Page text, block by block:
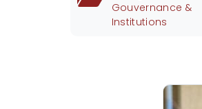
Gouvernance &
Institutions